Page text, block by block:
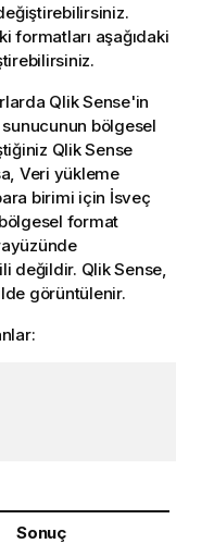
formatları aşağıdaki
Qlik Sense'in
bölgesel
Qlik Sense
Veri yükleme
birimi için İsveç
bölgesel format
değildir. Qlik Sense,
görüntülenir.
Sonuç